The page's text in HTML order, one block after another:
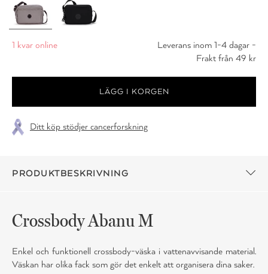
1 kvar online
Leverans inom 1-4 dagar -
Frakt från 49 kr
Ditt köp stödjer cancerforskning
PRODUKTBESKRIVNING
Crossbody Abanu M
Enkel och funktionell crossbody-väska i vattenavvisande material.
Väskan har olika fack som gör det enkelt att organisera dina saker.